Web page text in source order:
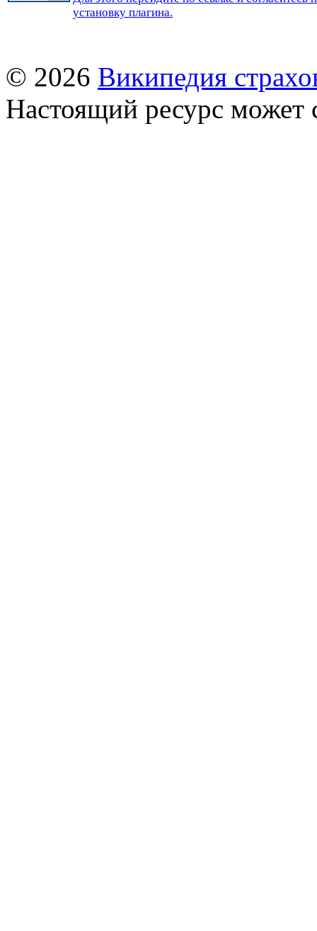
установку плагина.
© 2026 Википедия
Настоящий ресурс может